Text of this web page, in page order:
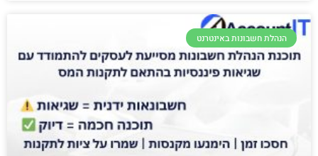
הנהלת חשבונות באינטרנט